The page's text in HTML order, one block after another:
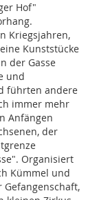
Hof"
Kriegsjahren,
Kunststücke
der Gasse
und
führten andere
immer mehr
Anfängen
der
Organisiert
Kümmel und
Gefangenschaft,